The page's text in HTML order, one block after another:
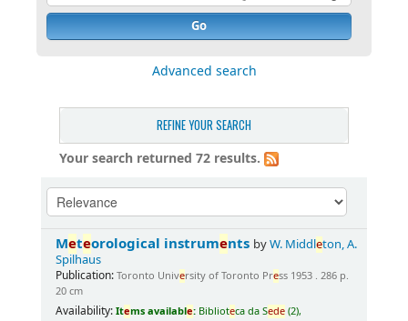
Go
Advanced search
REFINE YOUR SEARCH
Your search returned 72 results.
Meteorological instruments byW. Middleton, A.
Spilhaus
Publication: Toronto University of Toronto Press 1953 . 286 p.
20 cm
Availability: Items available: Biblioteca da Sede (2),